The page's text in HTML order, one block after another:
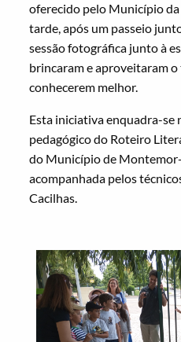
oferecido pelo Município
tarde, após um passeio
sessão fotográfica junto à
brincaram e aproveitaram o
conhecerem melhor.
Esta iniciativa enquadra-
pedagógico do Roteiro
do Município de
acompanhada pelos
Cacilhas.